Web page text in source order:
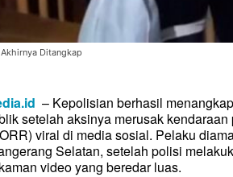
Ditangkap
– Kepolisian berhasil
setelah aksinya merusak
viral di media sosial. Pelaku
Selatan, setelah polisi
video yang beredar luas.